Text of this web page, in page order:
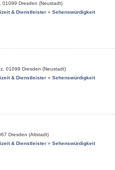
01099 Dresden (Neustadt)
& Dienstleister » Sehenswürdigkeit
01099 Dresden (Neustadt)
& Dienstleister » Sehenswürdigkeit
Dresden (Altstadt)
& Dienstleister » Sehenswürdigkeit